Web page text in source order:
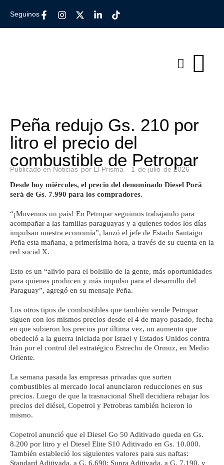
Seguinos
Peña redujo Gs. 210 por
litro el precio del
combustible de Petropar
Publicado en Noticias por El Prisma - 1 de julio de 2026
Desde hoy miércoles, el precio del denominado Diesel Porä
será de Gs. 7.990 para los compradores.
“¡Movemos un país! En Petropar seguimos trabajando para
acompañar a las familias paraguayas y a quienes todos los días
impulsan nuestra economía”, lanzó el jefe de Estado Santaigo
Peña esta mañana, a primerísima hora, a través de su cuenta en la
red social X.
Esto es un “alivio para el bolsillo de la gente, más oportunidades
para quienes producen y más impulso para el desarrollo del
Paraguay”, agregó en su mensaje Peña.
Los otros tipos de combustibles que también vende Petropar
siguen con los mismos precios desde el 4 de mayo pasado, fecha
en que subieron los precios por última vez, un aumento que
obedeció a la guerra iniciada por Israel y Estados Unidos contra
Irán por el control del estratégico Estrecho de Ormuz, en Medio
Oriente.
La semana pasada las empresas privadas que surten
combustibles al mercado local anunciaron reducciones en sus
precios. Luego de que la trasnacional Shell decidiera rebajar los
precios del diésel, Copetrol y Petrobras también hcieron lo
mismo.
Copetrol anunció que el Diesel Go 50 Aditivado queda en Gs.
8.200 por litro y el Diesel Elite S10 Aditivado en Gs. 10.000.
También estableció los siguientes valores para sus naftas:
Standard Aditivada, a G. 6.690; Supra Aditivada, a G. 7.190, y